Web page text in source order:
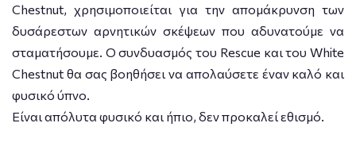
Chestnut, χρησιμοποιείται για την απομάκρυνση των
δυσάρεστων αρνητικών σκέψεων που αδυνατούμε να
σταματήσουμε. Ο συνδυασμός του Rescue και του White
Chestnut θα σας βοηθήσει να απολαύσετε έναν καλό και
φυσικό ύπνο.
Είναι απόλυτα φυσικό και ήπιο, δεν προκαλεί εθισμό.